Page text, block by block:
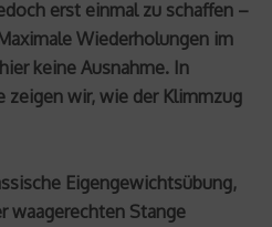
erst einmal zu schaffen –
Wiederholungen im
keine Ausnahme. In
zeigen wir, wie der Klimmzug
Eigengewichtsübung,
waagerechten Stange